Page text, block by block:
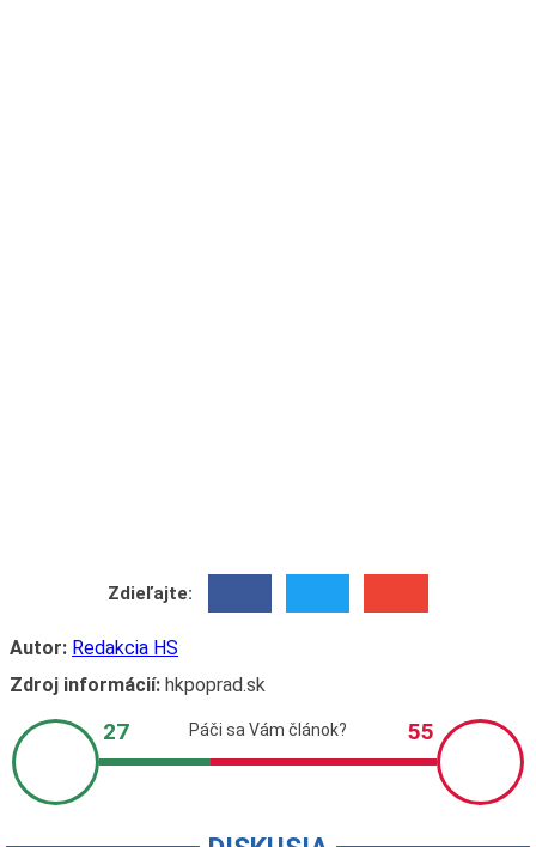
Zdieľajte:
Autor: Redakcia HS
Zdroj informácií:hkpoprad.sk